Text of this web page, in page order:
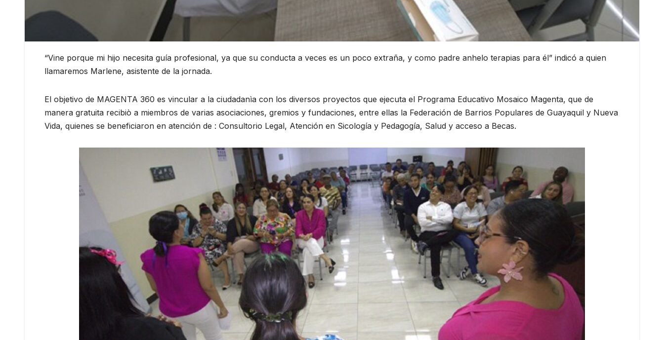
“Vine porque mi hijo necesita guía profesional, ya que su conducta a veces es un poco extraña, y como padre anhelo terapias para él” indicó a quien
llamaremos Marlene, asistente de la jornada.
El objetivo de MAGENTA 360 es vincular a la ciudadanìa con los diversos proyectos que ejecuta el Programa Educativo Mosaico Magenta, que de
manera gratuita recibiò a miembros de varias asociaciones, gremios y fundaciones, entre ellas la Federación de Barrios Populares de Guayaquil y Nueva
Vida, quienes se beneficiaron en atención de : Consultorio Legal, Atención en Sicología y Pedagogía, Salud y acceso a Becas.